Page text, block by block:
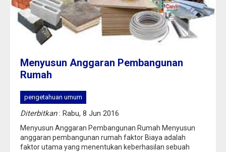
Menyusun Anggaran Pembangunan
Rumah
pengetahuan umum
Diterbitkan: Rabu, 8 Jun 2016
Menyusun Anggaran Pembangunan Rumah Menyusun
anggaran pembangunan rumah faktor Biaya adalah
faktor utama yang menentukan keberhasilan sebuah